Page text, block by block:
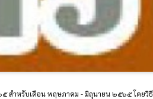
สำหรับเดือน พฤษภาคม - มิถุนายน ๒๕๖๕ โดยวิธี